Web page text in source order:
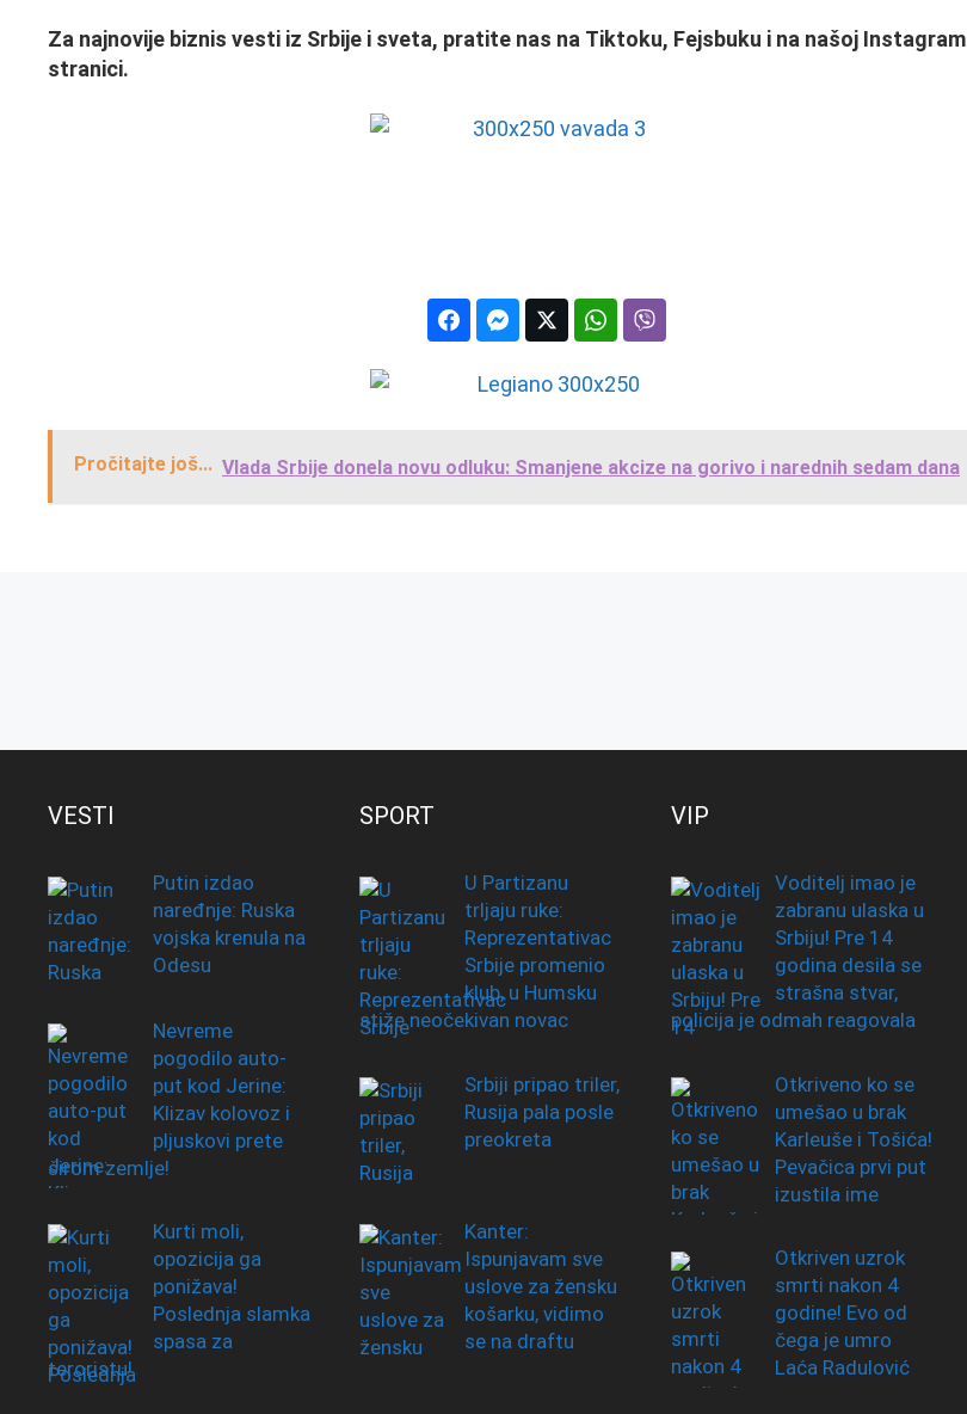
Za najnovije biznis vesti iz Srbije i sveta, pratite nas na Tiktoku, Fejsbuku i na našoj Instagram
stranici.
Pročitajte još... Vlada Srbije donela novu odluku: Smanjene akcize na gorivo i narednih sedam dana
VESTI
Putin izdao
naređnje: Ruska
vojska krenula na
Odesu
Nevreme
pogodilo auto-
put kod Jerine:
Klizav kolovoz i
pljuskovi prete
širom zemlje!
Kurti moli,
opozicija ga
ponižava!
Poslednja slamka
spasa za
teroristu!
SPORT
U Partizanu
trljaju ruke:
Reprezentativac
Srbije promenio
klub, u Humsku
stiže neočekivan novac
Srbiji pripao triler,
Rusija pala posle
preokreta
Kanter:
Ispunjavam sve
uslove za žensku
košarku, vidimo
se na draftu
VIP
Voditelj imao je
zabranu ulaska u
Srbiju! Pre 14
godina desila se
strašna stvar,
policija je odmah reagovala
Otkriveno ko se
umešao u brak
Karleuše i Tošića!
Pevačica prvi put
izustila ime
Otkriven uzrok
smrti nakon 4
godine! Evo od
čega je umro
Laća Radulović